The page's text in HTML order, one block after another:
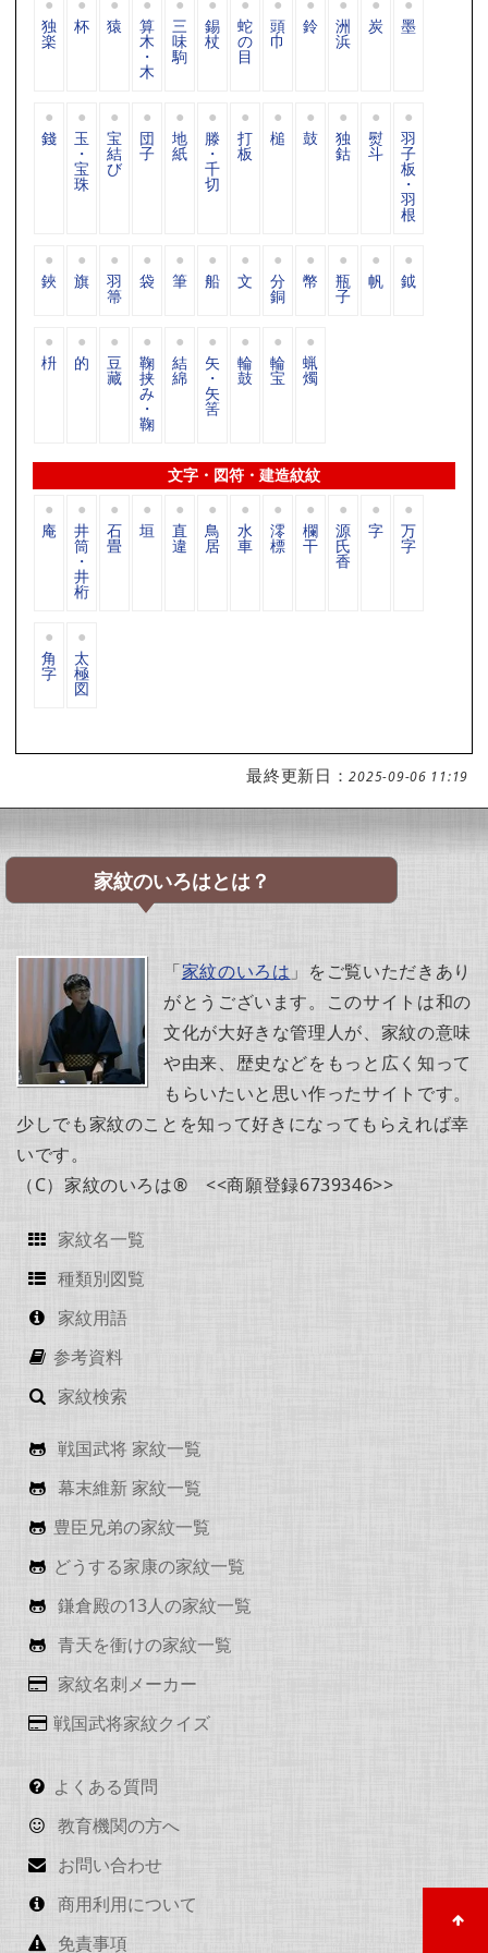
独
楽
杯 猿 算
木
・
木
三
味
駒
錫
杖
蛇
の
目
頭
巾
鈴 洲
浜
炭 墨
錢 玉
・
宝
珠
宝
結
び
団
子
地
紙
滕
・
千
切
打
板
槌 鼓 独
鈷
熨
斗
羽
子
板
・
羽
根
鋏 旗 羽
箒
袋 筆 船 文 分
銅
幣 瓶
子
帆 鉞
枡 的 豆
藏
鞠
挟
み
・
鞠
結
綿
矢
・
矢
筈
輪
鼓
輪
宝
蝋
燭
文字・図符・建造紋紋
庵 井
筒
・
井
桁
石
畳
垣 直
違
鳥
居
水
車
澪
標
欄
干
源
氏
香
字 万
字
角
字
太
極
図
最終更新日：2025-09-06 11:19
家紋のいろはとは？
「家紋のいろは」をご覧いただきあり
がとうございます。このサイトは和の
文化が大好きな管理人が、家紋の意味
や由来、歴史などをもっと広く知って
もらいたいと思い作ったサイトです。
少しでも家紋のことを知って好きになってもらえれば幸
いです。
（C）家紋のいろは® <<商願登録6739346>>
家紋名一覧
種類別図覧
家紋用語
参考資料
家紋検索
戦国武将 家紋一覧
幕末維新 家紋一覧
豊臣兄弟の家紋一覧
どうする家康の家紋一覧
鎌倉殿の13人の家紋一覧
青天を衝けの家紋一覧
家紋名刺メーカー
戦国武将家紋クイズ
よくある質問
教育機関の方へ
お問い合わせ
商用利用について
免責事項